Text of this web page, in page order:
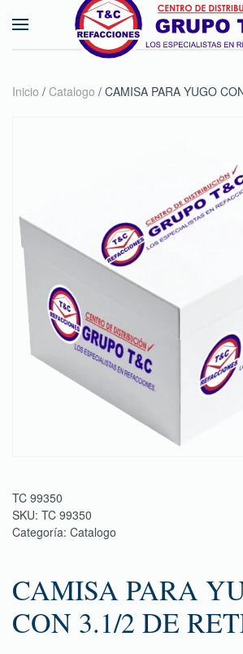
Skip to main content
Inicio / Catalogo / CAMISA PARA YUGO
TC 99350
SKU: TC 99350
Categoría: Catalogo
CAMISA PARA
CON 3.1/2 DE